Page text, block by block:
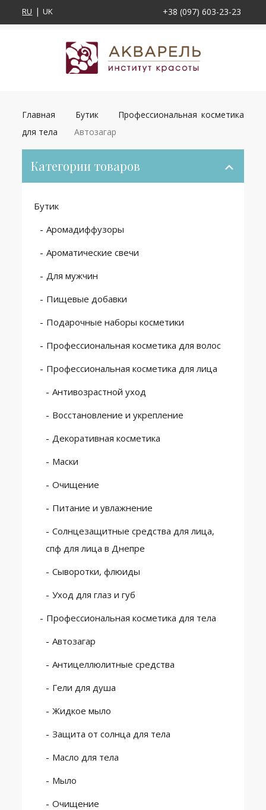
RU UK +38 (097) 603-23-23
Главная Бутик
Профессиональная косметика
для тела
Автозагар
Категории товаров
Бутик
Аромадиффузоры
Ароматические свечи
Для мужчин
Пищевые добавки
Подарочные наборы косметики
Профессиональная косметика для волос
Профессиональная косметика для лица
Антивозрастной уход
Восстановление и укрепление
Декоративная косметика
Маски
Очищение
Питание и увлажнение
Солнцезащитные средства для лица,
спф для лица в Днепре
Сыворотки, флюиды
Уход для глаз и губ
Профессиональная косметика для тела
Автозагар
Антицеллюлитные средства
Гели для душа
Жидкое мыло
Защита от солнца для тела
Масло для тела
Мыло
Очищение